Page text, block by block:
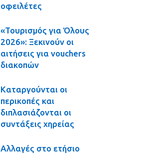
οφειλέτες
«Τουρισμός για Όλους
2026»: Ξεκινούν οι
αιτήσεις για vouchers
διακοπών
Καταργούνται οι
περικοπές και
διπλασιάζονται οι
συντάξεις χηρείας
Αλλαγές στο ετήσιο